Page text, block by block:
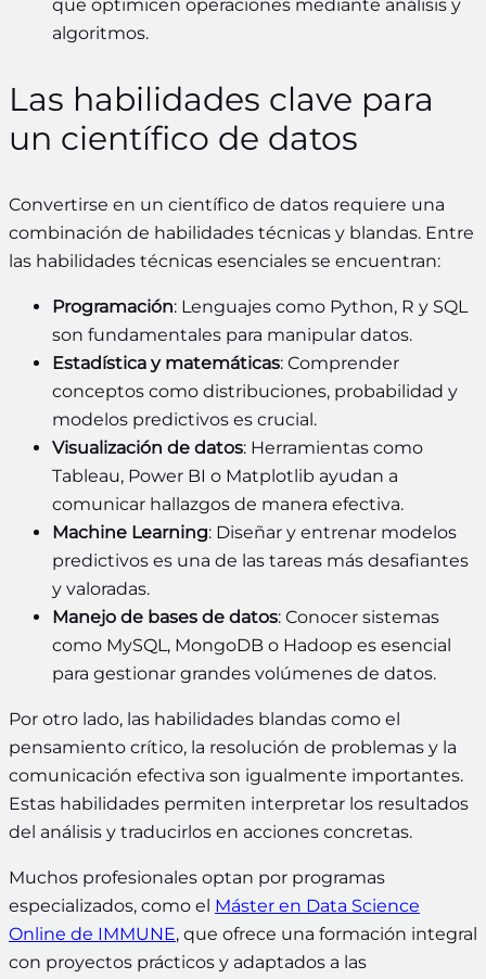
que optimicen operaciones mediante análisis y
algoritmos.
Las habilidades clave para
un científico de datos
Convertirse en un científico de datos requiere una
combinación de habilidades técnicas y blandas. Entre
las habilidades técnicas esenciales se encuentran:
Programación: Lenguajes como Python, R y SQL
son fundamentales para manipular datos.
Estadística y matemáticas: Comprender
conceptos como distribuciones, probabilidad y
modelos predictivos es crucial.
Visualización de datos: Herramientas como
Tableau, Power BI o Matplotlib ayudan a
comunicar hallazgos de manera efectiva.
Machine Learning: Diseñar y entrenar modelos
predictivos es una de las tareas más desafiantes
y valoradas.
Manejo de bases de datos: Conocer sistemas
como MySQL, MongoDB o Hadoop es esencial
para gestionar grandes volúmenes de datos.
Por otro lado, las habilidades blandas como el
pensamiento crítico, la resolución de problemas y la
comunicación efectiva son igualmente importantes.
Estas habilidades permiten interpretar los resultados
del análisis y traducirlos en acciones concretas.
Muchos profesionales optan por programas
especializados, como el Máster en Data Science
Online de IMMUNE, que ofrece una formación integral
con proyectos prácticos y adaptados a las